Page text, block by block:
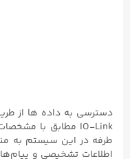
طرفه در این سیستم به‌
اطلاعات تشخیصی و